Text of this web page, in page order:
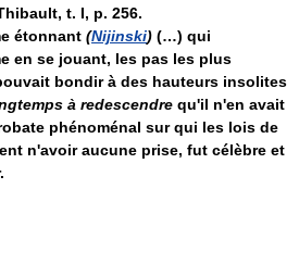
t. I, p. 256.
étonnant (Nijinski) (…) qui
en se jouant, les pas les plus
bondir à des hauteurs insolites
à redescendre qu'il n'en avait
phénoménal sur qui les lois de
n'avoir aucune prise, fut célèbre et